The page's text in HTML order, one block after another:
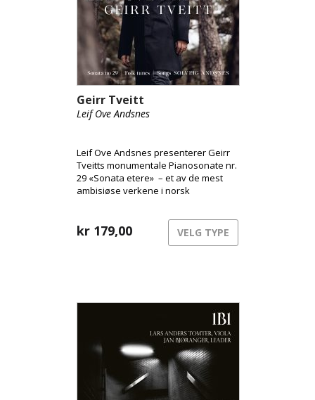
Geirr Tveitt
Leif Ove Andsnes
Leif Ove Andsnes presenterer Geirr
Tveitts monumentale Pianosonate nr.
29 «Sonata etere» – et av de mest
ambisiøse verkene i norsk
overlevde den katastrofale brannen i
1970. Innspillingen, gjort i St. Jude-on-
Hardanger, samt sanger med tekster
Solveig Andsnes med Leif Ove
Andsnes som akkompagnatør.
Samlet gir utgivelsen et rikt og
helhetlig bilde av Tveitts unike
tonespråk, der norsk folkemusikk
møter europeisk modernisme.
kr 179,00 VELG TYPE